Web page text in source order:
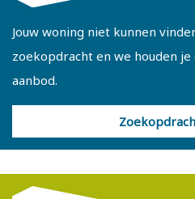
dubbel glas
- Energielabel C
- Gebruiksoppervlakte 112 m²,
afspraak in via onze website of
Jouw woning niet kunnen
zoekopdracht en we houden
aanbod.